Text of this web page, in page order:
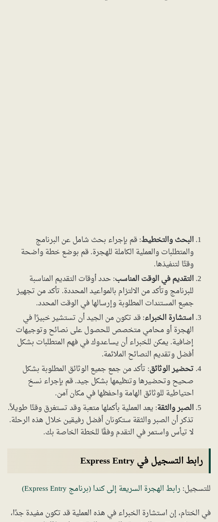
البحث والتخطيط: قم بإجراء بحث شامل عن البرنامج
والمتطلبات والعملية الكاملة للهجرة. قم بوضع خطة واضحة
وقتًا لتنفيذها.
التقديم في الوقت المناسب: حدد أوقات التقديم المناسبة
للبرنامج وتأكد من الالتزام بالمواعيد المحددة. تأكد من تجهيز
جميع المستندات المطلوبة وإرسالها في الوقت المحدد.
استشارة الخبراء: قد تكون من الجيد أن تستشير خبيرًا في
الهجرة أو محامي متخصص للحصول على نصائح وتوجيهات
إضافية. يمكن للخبراء أن يساعدوك في فهم المتطلبات بشكل
أفضل وتقديم النصائح الملائمة.
تحضير الوثائق: تأكد من جمع جميع الوثائق المطلوبة بشكل
صحيح وتحضيرها وتنظيمها بشكل جيد. قم بإجراء نسخ
احتياطية للوثائق الهامة واحفظها في مكان آمن.
الصبر والثقة: يعد العملية بأكملها متعبة وقد تستغرق وقتًا طويلاً.
تذكر أن الصبر والثقة ستكونان أفضل رفيقين خلال هذه الرحلة.
لا تيأس واستمر في التقدم وفقًا للخطة الخاصة بك.
رابط التسجيل في Express Entry
للتسجيل: رابط الهجرة السريعة إلى كندا (برنامج Express Entry)
في الختام، إن استشارة الخبراء في هذه العملية قد تكون مفيدة جدًا،